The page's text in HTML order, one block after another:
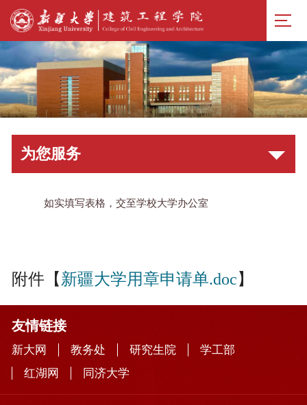
为您服务
如实填写表格，交至学校大学办公室
附件【新疆大学用章申请单.doc】
友情链接
新大网 教务处 研究生院
学工部
红湖网
同济大学